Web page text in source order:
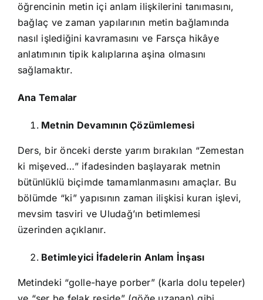
öğrencinin metin içi anlam ilişkilerini tanımasını,
bağlaç ve zaman yapılarının metin bağlamında
nasıl işlediğini kavramasını ve Farsça hikâye
anlatımının tipik kalıplarına aşina olmasını
sağlamaktır.
Ana Temalar
Metnin Devamının Çözümlemesi
Ders, bir önceki derste yarım bırakılan “Zemestan
ki mişeved…” ifadesinden başlayarak metnin
bütünlüklü biçimde tamamlanmasını amaçlar. Bu
bölümde “ki” yapısının zaman ilişkisi kuran işlevi,
mevsim tasviri ve Uludağ’ın betimlemesi
üzerinden açıklanır.
Betimleyici İfadelerin Anlam İnşası
Metindeki “golle-haye porber” (karla dolu tepeler)